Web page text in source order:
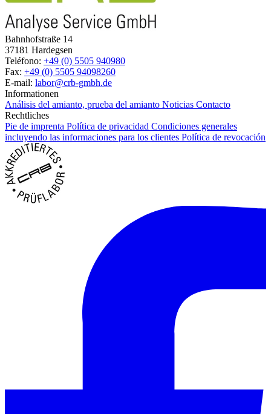
Bahnhofstraße 14
37181 Hardegsen
Teléfono: +49 (0) 5505 940980
Fax: +49 (0) 5505 94098260
E-mail: labor@crb-gmbh.de
Informationen
Análisis del amianto, prueba del amianto Noticias Contacto
Rechtliches
Pie de imprenta Política de privacidad Condiciones generales
incluyendo las informaciones para los clientes Política de revocación